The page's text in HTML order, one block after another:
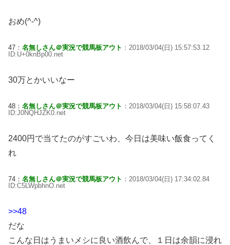
おめ(^-^)
47： 名無しさん＠実況で競馬板アウト ：2018/03/04(日) 15:57:53.12
ID:U+0knBp00.net
30万とかいいなー
48： 名無しさん＠実況で競馬板アウト ：2018/03/04(日) 15:58:07.43
ID:J0NQHJZK0.net
2400円で当てたのがすごいわ、今日は美味い飯食ってく
れ
74： 名無しさん＠実況で競馬板アウト ：2018/03/04(日) 17:34:02.84
ID:C5LWpbhnO.net
>>48
だな
こんな日はうまいメシに良い酒飲んで、１日は余韻に浸れ